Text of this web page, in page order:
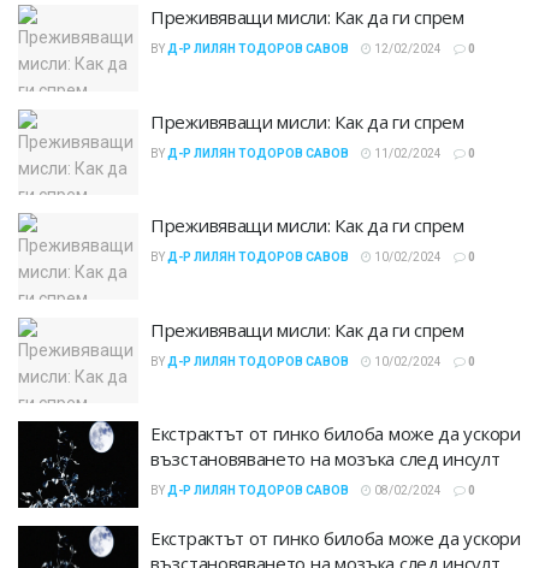
Преживяващи мисли: Как да ги спрем
BY Д-Р ЛИЛЯН ТОДОРОВ САВОВ 12/02/2024 0
Преживяващи мисли: Как да ги спрем
BY Д-Р ЛИЛЯН ТОДОРОВ САВОВ 11/02/2024 0
Преживяващи мисли: Как да ги спрем
BY Д-Р ЛИЛЯН ТОДОРОВ САВОВ 10/02/2024 0
Преживяващи мисли: Как да ги спрем
BY Д-Р ЛИЛЯН ТОДОРОВ САВОВ 10/02/2024 0
Екстрактът от гинко билоба може да ускори
възстановяването на мозъка след инсулт
BY Д-Р ЛИЛЯН ТОДОРОВ САВОВ 08/02/2024 0
Екстрактът от гинко билоба може да ускори
възстановяването на мозъка след инсулт